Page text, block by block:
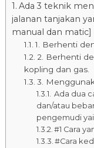
Ada 3 teknik
jalanan tanjakan
manual dan matic]
1. Berhenti
2. Berhenti
kopling dan gas.
3.
Ada dua
dan/atau
pengemudi
#1 Cara
#Cara